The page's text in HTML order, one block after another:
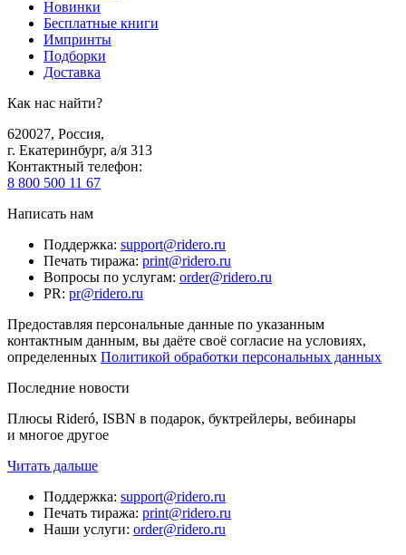
Новинки
Бесплатные книги
Импринты
Подборки
Доставка
Как нас найти?
620027, Россия,
г. Екатеринбург, а/я 313
Контактный телефон:
8 800 500 11 67
Написать нам
Поддержка: support@ridero.ru
Печать тиража: print@ridero.ru
Вопросы по услугам: order@ridero.ru
PR: pr@ridero.ru
Предоставляя персональные данные по указанным
контактным данным, вы даёте своё согласие на условиях,
определенных Политикой обработки персональных данных
Последние новости
Плюсы Rideró, ISBN в подарок, буктрейлеры, вебинары
и многое другое
Читать дальше
Поддержка: support@ridero.ru
Печать тиража: print@ridero.ru
Наши услуги: order@ridero.ru